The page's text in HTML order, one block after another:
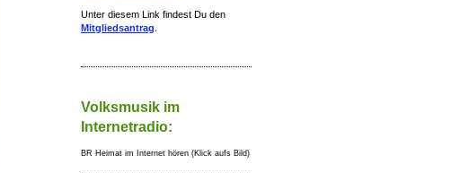
Unter diesem Link findest Du den
Mitgliedsantrag
Volksmusik im
Internetradio:
BR Heimat im Internet hören (Klick aufs Bild)